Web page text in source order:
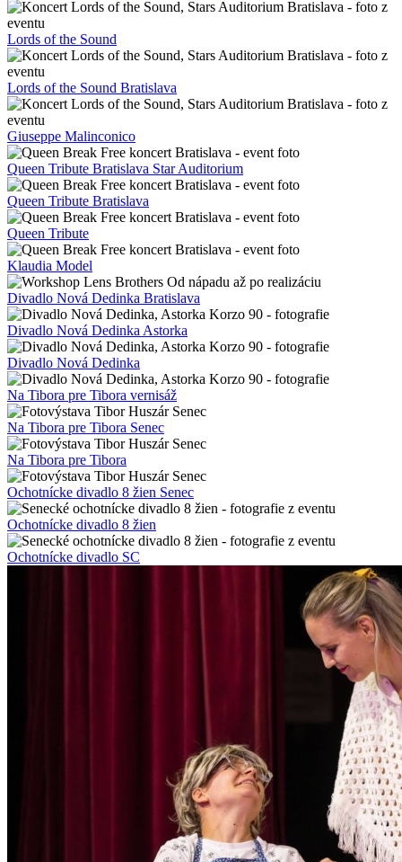
Lords of the Sound
Lords of the Sound Bratislava
Giuseppe Malinconico
Queen Tribute Bratislava Star Auditorium
Queen Tribute Bratislava
Queen Tribute
Klaudia Model
Divadlo Nová Dedinka Bratislava
Divadlo Nová Dedinka Astorka
Divadlo Nová Dedinka
Na Tibora pre Tibora vernisáž
Na Tibora pre Tibora Senec
Na Tibora pre Tibora
Ochotnícke divadlo 8 žien Senec
Ochotnícke divadlo 8 žien
Ochotnícke divadlo SC